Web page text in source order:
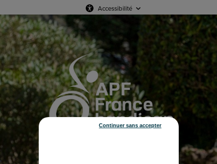
Continuer sans accepter
Accessibilité